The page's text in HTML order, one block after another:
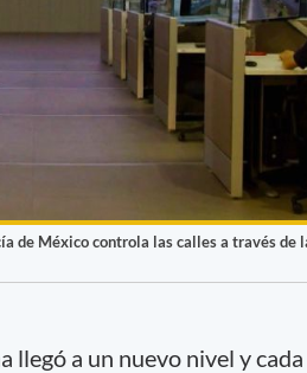
de México controla las calles a través de
a un nuevo nivel y cada